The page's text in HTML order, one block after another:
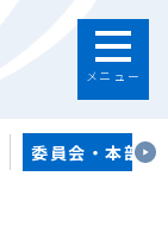
メニュー
委員会・本部